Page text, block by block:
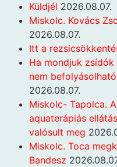
Küldjél 2026.08.07.
Miskolc. Kovács
2026.08.07.
Itt a
Ha mondjuk
nem
2026.08.07.
Miskolc- Tapolca.
aquaterápiás
valósult meg
Miskolc. Toca
Bandesz